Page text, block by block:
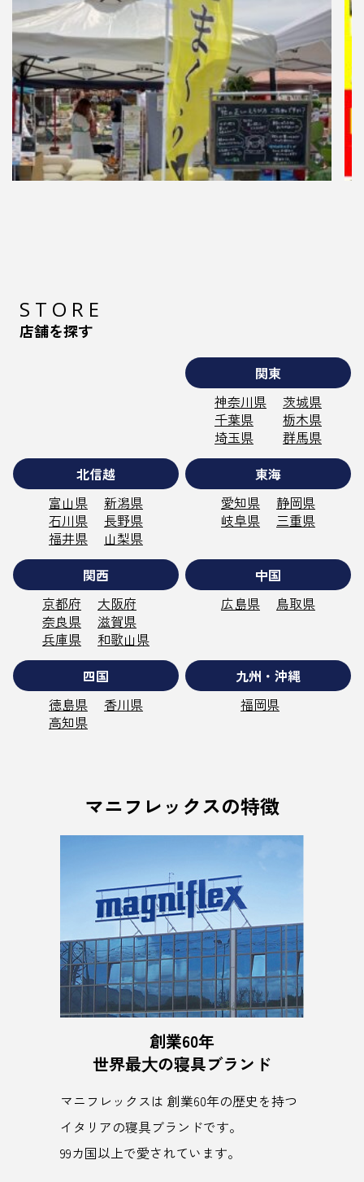
2024.05.14
…
STORE
店舗を探す
関東
神奈川県
千葉県
埼玉県
茨城県
栃木県
群馬県
北信越
富山県
石川県
福井県
新潟県
長野県
山梨県
東海
愛知県
岐阜県
静岡県
三重県
関西
京都府
奈良県
兵庫県
大阪府
滋賀県
和歌山県
中国
広島県
鳥取県
四国
徳島県
高知県
香川県
九州・沖縄
福岡県
マニフレックスの特徴
創業60年
世界最⼤の寝具ブランド
マニフレックスは 創業60年の歴史を持つ
イタリアの寝具ブランドです。
99カ国以上で愛されています。